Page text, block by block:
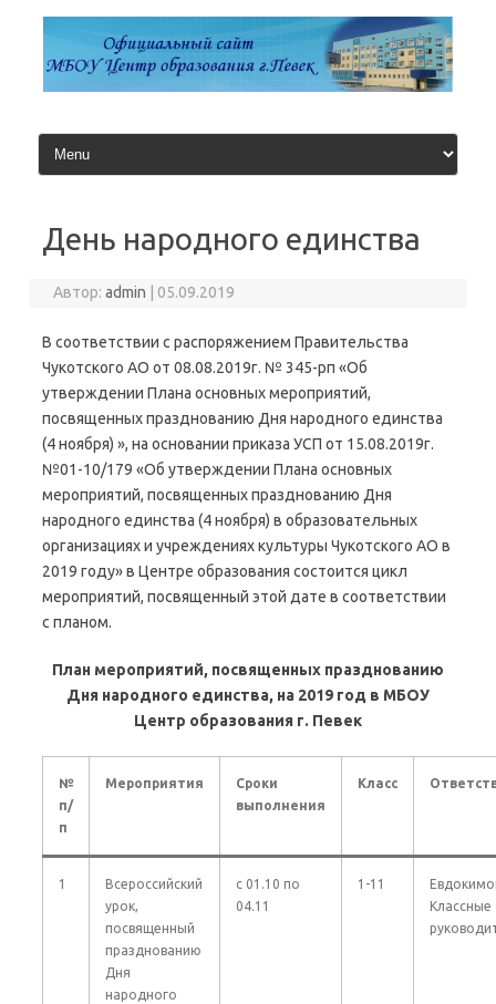
содержимому
День народного единства
Автор:admin 05.09.2019
В соответствии с распоряжением Правительства
Чукотского АО от 08.08.2019г. № 345-рп «Об
утверждении Плана основных мероприятий,
посвященных празднованию Дня народного единства
(4 ноября) », на основании приказа УСП от 15.08.2019г.
№01-10/179 «Об утверждении Плана основных
мероприятий, посвященных празднованию Дня
народного единства (4 ноября) в образовательных
организациях и учреждениях культуры Чукотского АО в
2019 году» в Центре образования состоится цикл
мероприятий, посвященный этой дате в соответствии
с планом.
План мероприятий, посвященных празднованию
Дня народного единства, на 2019 год в МБОУ
Центр образования г. Певек
№
п/
п
Мероприятия
Сроки
выполнения
Класс
1
Всероссийский
урок,
посвященный
празднованию
Дня
народного
с 01.10 по
04.11
1-11
Классные